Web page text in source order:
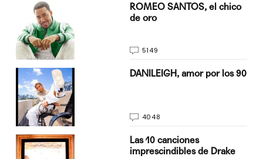
ROMEO SANTOS, el chico
de oro
5149
DANILEIGH, amor por los 90
4048
Las 10 canciones
imprescindibles de Drake